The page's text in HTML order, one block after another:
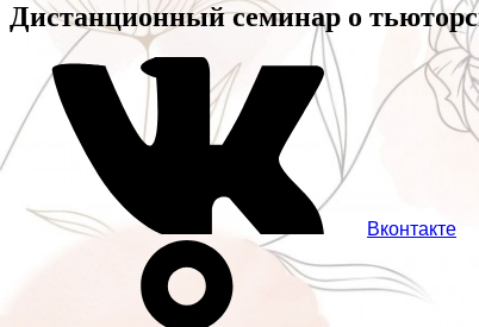
Дистанционный семинар о
Вконтакте